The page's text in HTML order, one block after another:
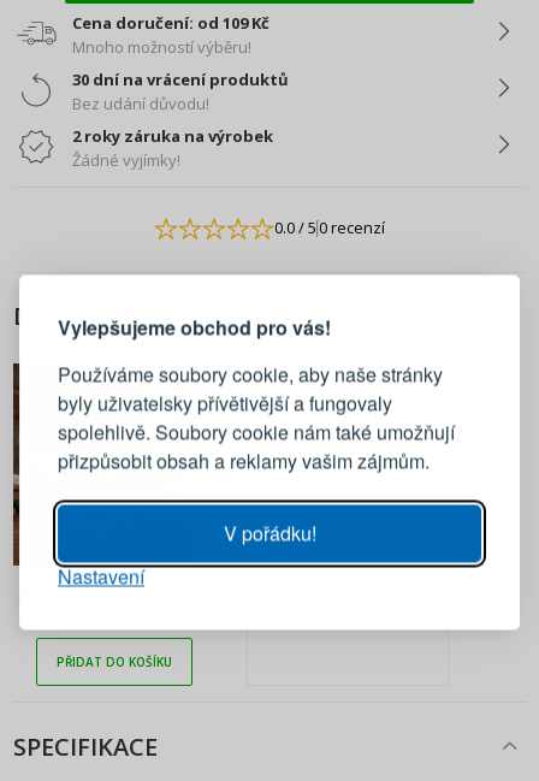
Vylepšujeme obchod pro vás!
Používáme soubory cookie, aby naše stránky
byly uživatelsky přívětivější a fungovaly
spolehlivě. Soubory cookie nám také umožňují
přizpůsobit obsah a reklamy vašim zájmům.
V pořádku!
Nastavení
Cena doručení: od 109 Kč
Mnoho možností výběru!
30 dní na vrácení produktů
Bez udání důvodu!
2 roky záruka na výrobek
Žádné vyjímky!
0.0/ 50 recenzí
DALŠÍ Z TÉTO KATEGORIE
191 Kč
PŘIDAT DO KOŠÍKU
Pokaż wszystkie
SPECIFIKACE
Přihlaste se ke svému účtu
Emailová adresa
PŘIHLÁSIT SE